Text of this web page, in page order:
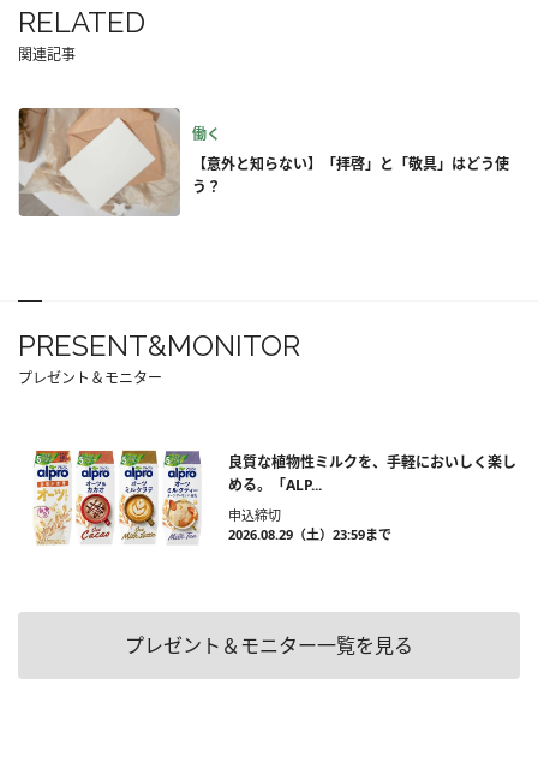
RELATED
関連記事
働く
【意外と知らない】「拝啓」と「敬具」はどう使
う？
PRESENT&MONITOR
プレゼント＆モニター
良質な植物性ミルクを、手軽においしく楽し
める。「ALP...
申込締切
2026.08.29（土）23:59まで
プレゼント＆モニター一覧を見る